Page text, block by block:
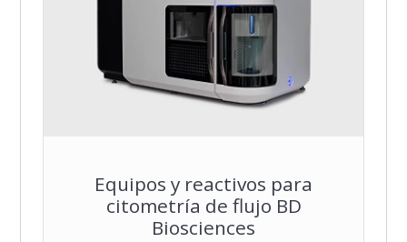
Equipos y reactivos para
citometría de flujo BD
Biosciences